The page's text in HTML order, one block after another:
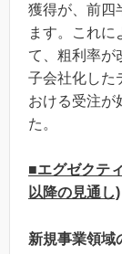
獲得が、前四
ます。これに
て、粗利率が
子会社化した
おける受注が
た。
■エグゼクテ
以降の見通し)
新規事業領域